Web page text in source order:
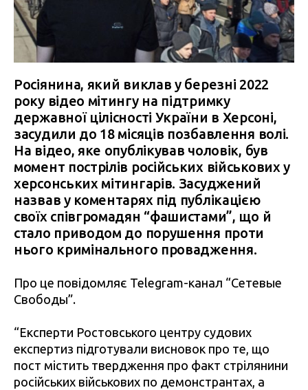
Росіянина, який виклав у березні 2022
року відео мітингу на підтримку
державної цілісності України в Херсоні,
засудили до 18 місяців позбавлення волі.
На відео, яке опублікував чоловік, був
момент пострілів російських військових у
херсонських мітингарів. Засуджений
назвав у коментарях під публікацією
своїх співгромадян “фашистами”, що й
стало приводом до порушення проти
нього кримінального провадження.
Про це повідомляє Telegram-канал “Сетевые
Свободы”.
“Експерти Ростовського центру судових
експертиз підготували висновок про те, що
пост містить твердження про факт стрілянини
російських військових по демонстрантах, а